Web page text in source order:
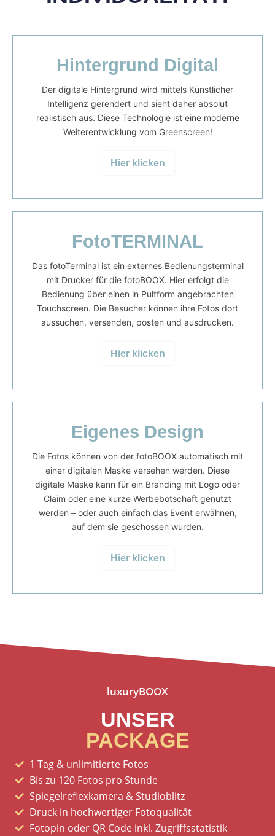
Hintergrund Digital
Der digitale Hintergrund wird mittels Künstlicher
Intelligenz gerendert und sieht daher absolut
realistisch aus. Diese Technologie ist eine moderne
Weiterentwicklung vom Greenscreen!
Hier klicken
FotoTERMINAL
Das fotoTerminal ist ein externes Bedienungsterminal
mit Drucker für die fotoBOOX. Hier erfolgt die
Bedienung über einen in Pultform angebrachten
Touchscreen. Die Besucher können ihre Fotos dort
aussuchen, versenden, posten und ausdrucken.
Hier klicken
Eigenes Design
Die Fotos können von der fotoBOOX automatisch mit
einer digitalen Maske versehen werden. Diese
digitale Maske kann für ein Branding mit Logo oder
Claim oder eine kurze Werbebotschaft genutzt
werden – oder auch einfach das Event erwähnen,
auf dem sie geschossen wurden.
Hier klicken
luxuryBOOX
UNSER
PACKAGE
1 Tag & unlimitierte Fotos
Bis zu 120 Fotos pro Stunde
Spiegelreflexkamera & Studioblitz
Druck in hochwertiger Fotoqualität
Fotopin oder QR Code inkl. Zugriffsstatistik